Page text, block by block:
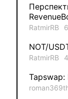
Ksenia 1
Kate_AAX
RatmirRB
NOT/
RatmirRB
Tapswap: